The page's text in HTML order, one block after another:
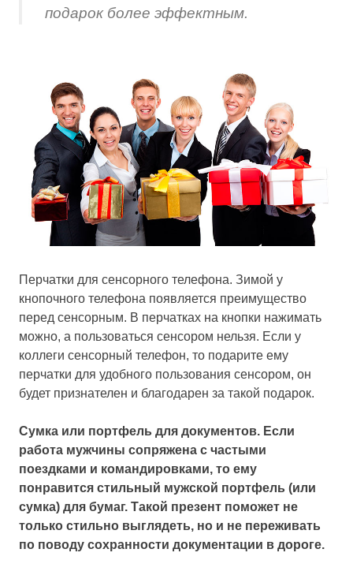
подарок более эффектным.
Перчатки для сенсорного телефона. Зимой у
кнопочного телефона появляется преимущество
перед сенсорным. В перчатках на кнопки нажимать
можно, а пользоваться сенсором нельзя. Если у
коллеги сенсорный телефон, то подарите ему
перчатки для удобного пользования сенсором, он
будет признателен и благодарен за такой подарок.
Сумка или портфель для документов. Если
работа мужчины сопряжена с частыми
поездками и командировками, то ему
понравится стильный мужской портфель (или
сумка) для бумаг. Такой презент поможет не
только стильно выглядеть, но и не переживать
по поводу сохранности документации в дороге.